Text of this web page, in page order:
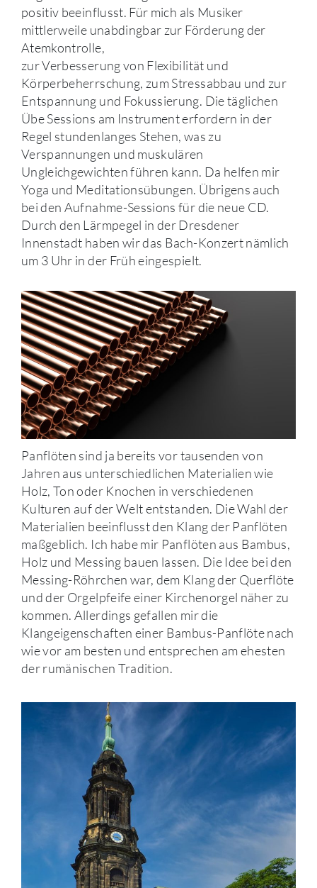
positiv beeinflusst. Für mich als Musiker
mittlerweile unabdingbar zur Förderung der
Atemkontrolle,
zur Verbesserung von Flexibilität und
Körperbeherrschung, zum Stressabbau und zur
Entspannung und Fokussierung. Die täglichen
Übe Sessions am Instrument erfordern in der
Regel stundenlanges Stehen, was zu
Verspannungen und muskulären
Ungleichgewichten führen kann. Da helfen mir
Yoga und Meditationsübungen. Übrigens auch
bei den Aufnahme-Sessions für die neue CD.
Durch den Lärmpegel in der Dresdener
Innenstadt haben wir das Bach-Konzert nämlich
um 3 Uhr in der Früh eingespielt.
Panflöten sind ja bereits vor tausenden von
Jahren aus unterschiedlichen Materialien wie
Holz, Ton oder Knochen in verschiedenen
Kulturen auf der Welt entstanden. Die Wahl der
Materialien beeinflusst den Klang der Panflöten
maßgeblich. Ich habe mir Panflöten aus Bambus,
Holz und Messing bauen lassen. Die Idee bei den
Messing-Röhrchen war, dem Klang der Querflöte
und der Orgelpfeife einer Kirchenorgel näher zu
kommen. Allerdings gefallen mir die
Klangeigenschaften einer Bambus-Panflöte nach
wie vor am besten und entsprechen am ehesten
der rumänischen Tradition.